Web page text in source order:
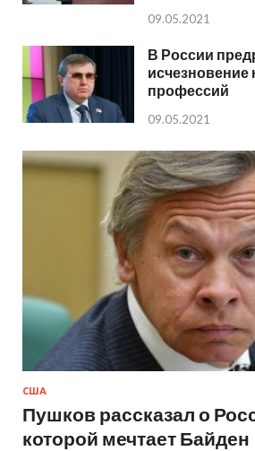
09.05.2021
В России
исчезновение
профессий
09.05.2021
США
Пушков рассказал о
которой мечтает Байден